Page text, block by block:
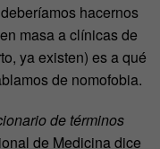
hacernos
masa a clínicas de
ya existen) es a qué
de nomofobia.
de términos
de Medicina dice